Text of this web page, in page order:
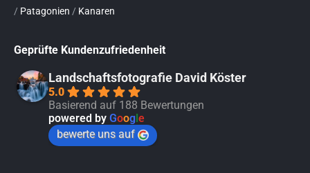
/ Patagonien / Kanaren
Geprüfte Kundenzufriedenheit
Landschaftsfotografie David Köster
5.0
Basierend auf 188 Bewertungen
powered by Google
bewerte uns auf